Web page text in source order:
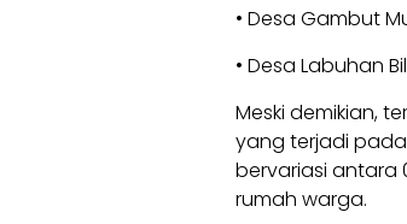
• Desa Gambut
• Desa Labuhan
Meski demikian,
yang terjadi pada
bervariasi antara
rumah warga.